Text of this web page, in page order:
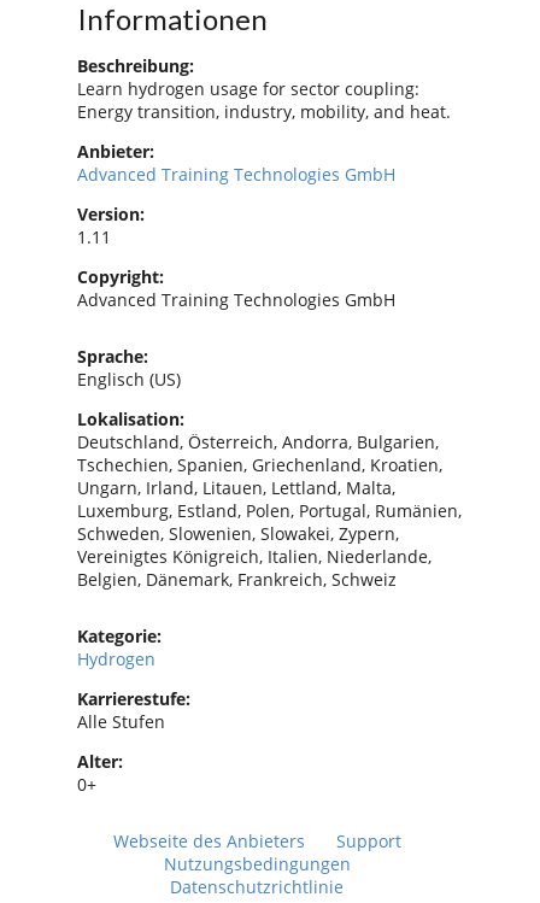
Informationen
Beschreibung:
Learn hydrogen usage for sector coupling:
Energy transition, industry, mobility, and heat.
Anbieter:
Advanced Training Technologies GmbH
Version:
1.11
Copyright:
Advanced Training Technologies GmbH
Sprache:
Englisch (US)
Lokalisation:
Deutschland, Österreich, Andorra, Bulgarien,
Tschechien, Spanien, Griechenland, Kroatien,
Ungarn, Irland, Litauen, Lettland, Malta,
Luxemburg, Estland, Polen, Portugal, Rumänien,
Schweden, Slowenien, Slowakei, Zypern,
Vereinigtes Königreich, Italien, Niederlande,
Belgien, Dänemark, Frankreich, Schweiz
Kategorie:
Hydrogen
Karrierestufe:
Alle Stufen
Alter:
0+
Webseite des Anbieters
Support
Nutzungsbedingungen
Datenschutzrichtlinie